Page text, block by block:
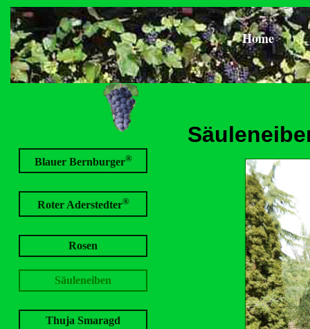
Home
Blauer Bernburger®
Roter Aderstedter®
Rosen
Säuleneiben
Thuja Smaragd